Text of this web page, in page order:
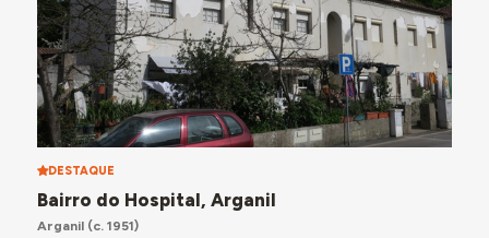
DESTAQUE
Bairro do Hospital, Arganil
Arganil(c. 1951)